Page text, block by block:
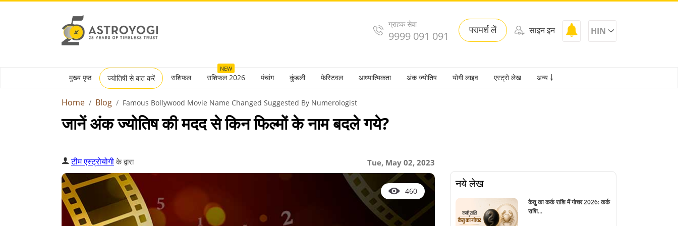
ग्राहक सेवा
9999 091 091 परामर्श लें साइन इन HIN
मुख्य पृष्ठ ज्योतिषी से बात करें राशिफल
NEW
राशिफल 2026 पंचांग कुंडली फेस्टिवल आध्यात्मिकता अंक ज्योतिष योगी लाइव एस्ट्रो लेख अन्य ￬
Home Blog Famous Bollywood Movie Name Changed Suggested By Numerologist
जानें अंक ज्योतिष की मदद से किन फिल्मों के नाम बदले गये?
Tue, May 02, 2023
टीम एस्ट्रोयोगीके द्वारा
460
नये लेख
केतु का कर्क राशि में गोचर 2026: कर्क
राशि...